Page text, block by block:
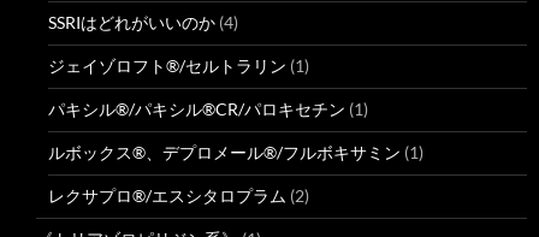
SSRIはどれがいいのか (4)
ジェイゾロフト®/セルトラリン (1)
パキシル®/パキシル®CR/パロキセチン (1)
ルボックス®、デプロメール®/フルボキサミン (1)
レクサプロ®/エスシタロプラム (2)